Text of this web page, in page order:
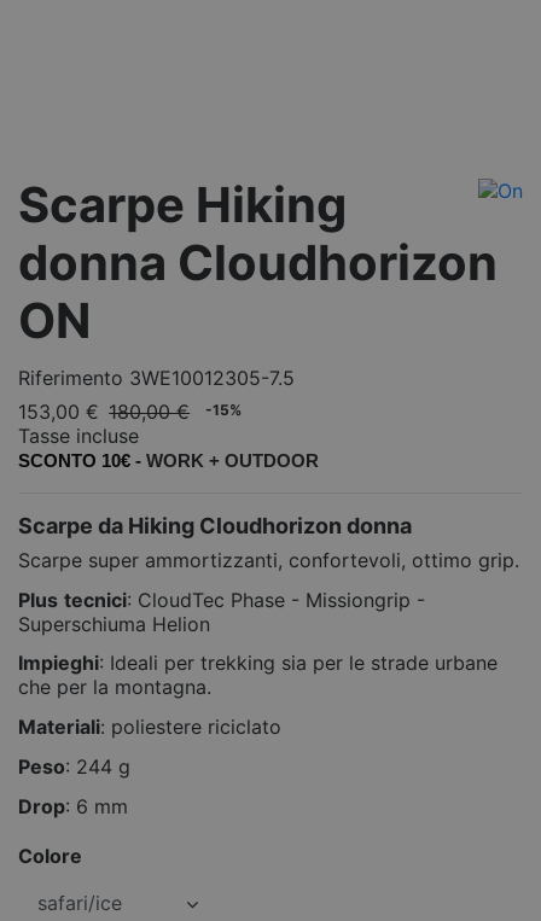
Scarpe Hiking
donna Cloudhorizon
ON
Riferimento 3WE10012305-7.5
153,00 € 180,00 € -15%
Tasse incluse
SCONTO 10€ - WORK + OUTDOOR
Scarpe da Hiking Cloudhorizon donna
Scarpe super ammortizzanti, confortevoli, ottimo grip.
Plus tecnici: CloudTec Phase - Missiongrip -
Superschiuma Helion
Impieghi: Ideali per trekking sia per le strade urbane
che per la montagna.
Materiali: poliestere riciclato
Peso: 244 g
Drop: 6 mm
Colore